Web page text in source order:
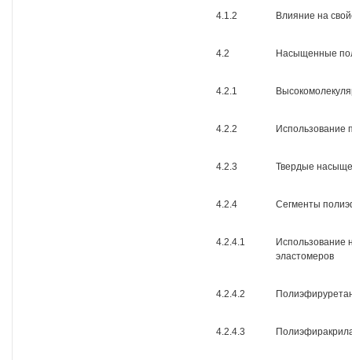
4.1.2 Влияние на
4.2 Насыщенные
4.2.1
4.2.2 Использование
4.2.3 Твердые
4.2.4 Сегменты
4.2.4.1
Использование
эластомеров
4.2.4.2
4.2.4.3